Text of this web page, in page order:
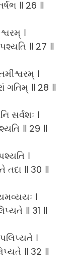
॥ 26 ॥
।
॥ 27 ॥
।
ગતિમ્ ॥ 28 ॥
સર્વશઃ ।
॥ 29 ॥
।
॥ 30 ॥
।
॥ 31 ॥
।
॥ 32 ॥